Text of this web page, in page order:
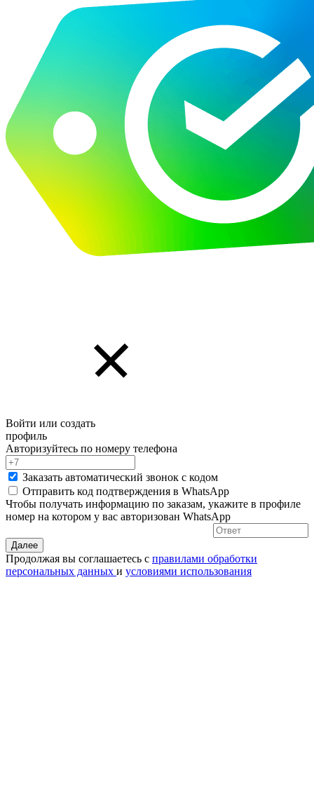
Войти или создать
профиль
Авторизуйтесь по номеру телефона
Заказать автоматический звонок с кодом
Отправить код подтверждения в WhatsApp
Чтобы получать информацию по заказам, укажите в профиле
номер на котором у вас авторизован WhatsApp
Далее
Продолжая вы соглашаетесь с правилами обработки
персональных данных и условиями использования